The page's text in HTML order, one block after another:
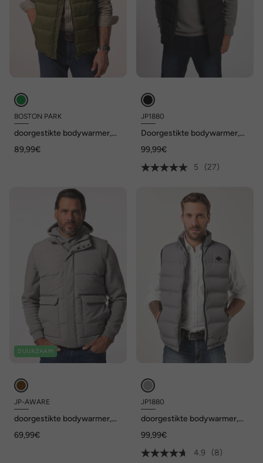
BOSTON PARK
doorgestikte bodywarmer,
84/86
89,99€
JP1880
Doorgestikte bodywarmer,
capuchon
99,99€
5
(27)
DUURZAAM
JP-AWARE
doorgestikte bodywarmer,
7XL
69,99€
JP1880
doorgestikte bodywarmer,
rits, tot 8XL
99,99€
4.9
(8)